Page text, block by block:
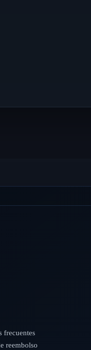
frecuentes
reembolso